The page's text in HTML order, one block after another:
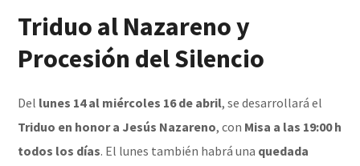
Triduo al Nazareno y
Procesión del Silencio
Del lunes 14 al miércoles 16 de abril, se desarrollará el
Triduo en honor a Jesús Nazareno, con Misa a las 19:00 h
todos los días. El lunes también habrá una quedada